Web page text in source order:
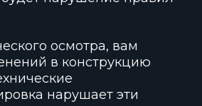
осмотра, вам
в конструкцию
нарушает эти